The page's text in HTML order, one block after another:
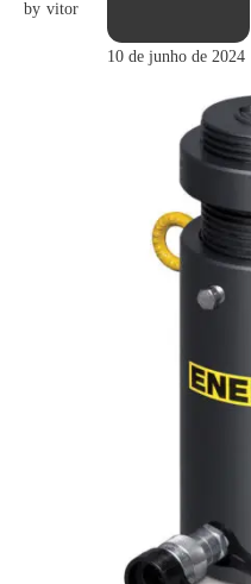
by vitor
10 de junho de 2024